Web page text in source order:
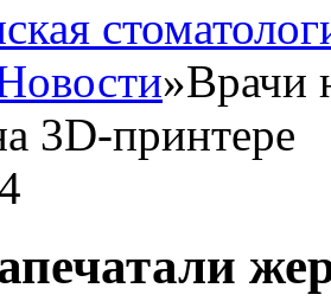
»Врачи
3D-принтере